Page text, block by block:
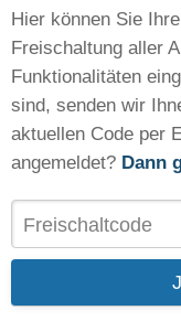
Hier können Sie
Freischaltung aller
Funktionalitäten
sind, senden wir
aktuellen Code per
angemeldet? Dann